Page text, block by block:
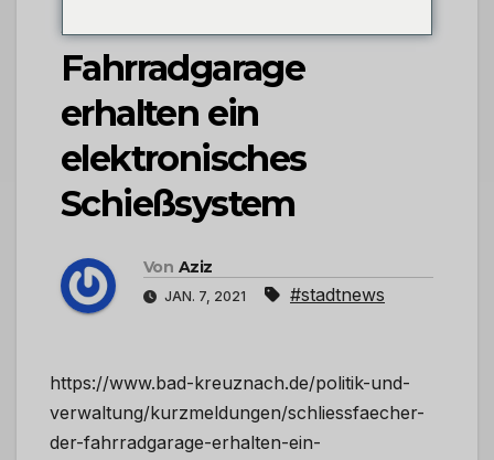
Schließfächer der
Fahrradgarage
erhalten ein
elektronisches
Schießsystem
Von Aziz
JAN. 7, 2021 #stadtnews
https://www.bad-kreuznach.de/politik-und-
verwaltung/kurzmeldungen/schliessfaecher-
der-fahrradgarage-erhalten-ein-